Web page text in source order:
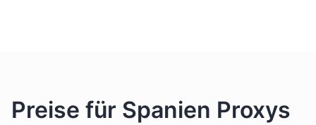
Preise für Spanien Proxys